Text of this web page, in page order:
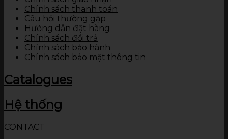
Chính sách thanh toán
Câu hỏi thường gặp
Hướng dẫn đặt hàng
Chính sách đổi trả
Chính sách bảo hành
Chính sách bảo mật thông tin
Catalogues
Hệ thống
CONTACT